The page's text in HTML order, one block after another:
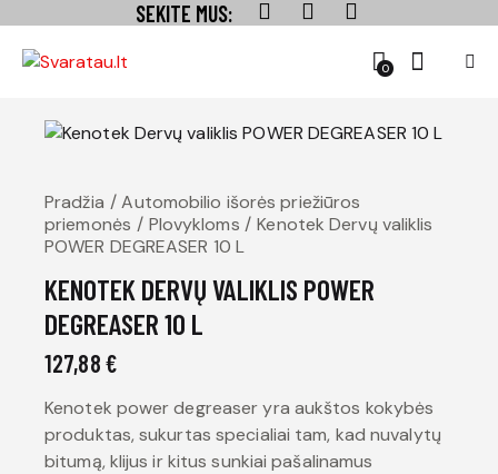
SEKITE MUS:
0
Pradžia
Automobilio išorės priežiūros
priemonės
Plovykloms
Kenotek Dervų valiklis
POWER DEGREASER 10 L
KENOTEK DERVŲ VALIKLIS POWER
DEGREASER 10 L
127,88€
Kenotek power degreaser yra aukštos kokybės
produktas, sukurtas specialiai tam, kad nuvalytų
bitumą, klijus ir kitus sunkiai pašalinamus